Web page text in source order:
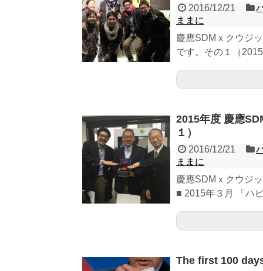
2016/12/21
ままに
慶應SDMｘクウジ
です。その１（
2015年度 慶應
１）
2016/12/21
ままに
慶應SDMｘクウジ
■ 2015年３月 「ハ
The first 100